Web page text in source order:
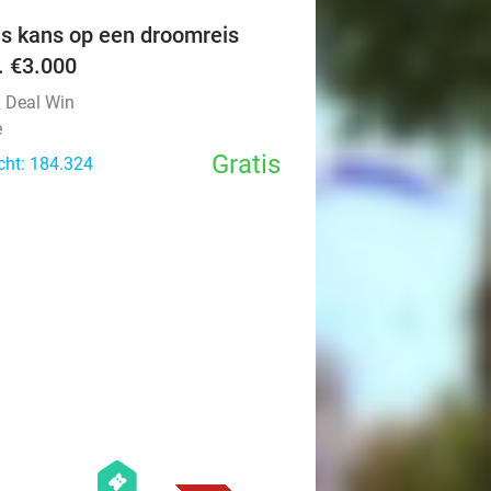
kans op een droomreis
€3.000
Win
184.324
Gratis
events